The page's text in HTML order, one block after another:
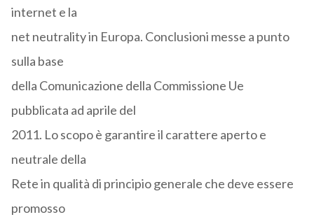
internet e la
net neutrality in Europa. Conclusioni messe a punto
sulla base
della Comunicazione della Commissione Ue
pubblicata ad aprile del
2011. Lo scopo è garantire il carattere aperto e
neutrale della
Rete in qualità di principio generale che deve essere
promosso